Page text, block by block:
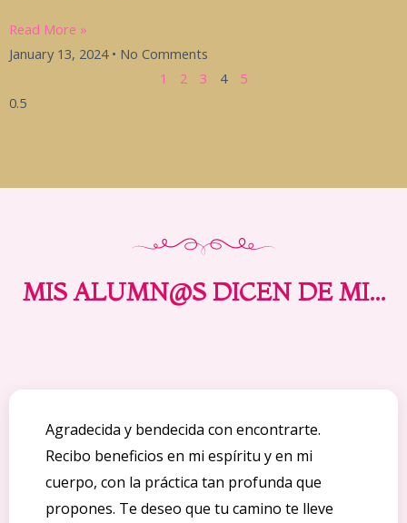
Read More »
January 13, 2024
No Comments
1
2 3 4 5
MIS ALUMN@S DICEN DE MI...
Agradecida y bendecida con encontrarte.
Recibo beneficios en mi espíritu y en mi
cuerpo, con la práctica tan profunda que
propones. Te deseo que tu camino te lleve